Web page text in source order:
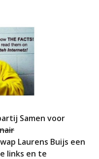
Samen voor
Laurens Buijs een
links en te